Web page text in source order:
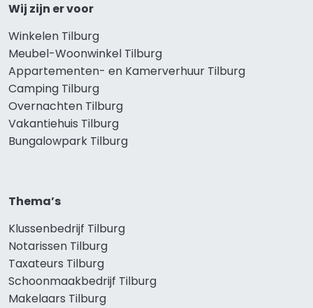
Wij zijn er voor
Winkelen Tilburg
Meubel-Woonwinkel Tilburg
Appartementen- en Kamerverhuur Tilburg
Camping Tilburg
Overnachten Tilburg
Vakantiehuis Tilburg
Bungalowpark Tilburg
Thema’s
Klussenbedrijf Tilburg
Notarissen Tilburg
Taxateurs Tilburg
Schoonmaakbedrijf Tilburg
Makelaars Tilburg